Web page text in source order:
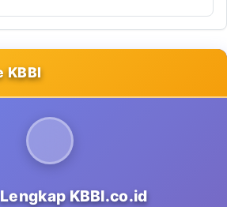
KBBI
KBBI.co.id